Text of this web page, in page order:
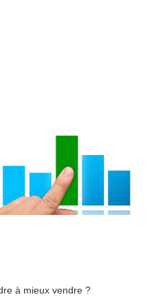
à mieux vendre ?